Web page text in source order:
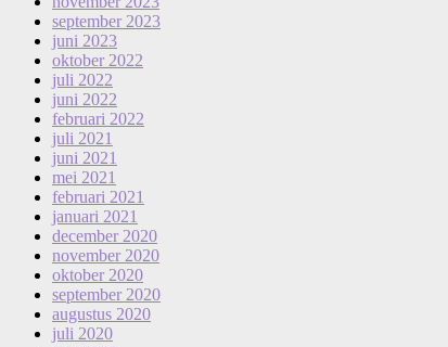
september 2023
juni 2023
oktober 2022
juli 2022
juni 2022
februari 2022
juli 2021
juni 2021
mei 2021
februari 2021
januari 2021
december 2020
november 2020
oktober 2020
september 2020
augustus 2020
juli 2020